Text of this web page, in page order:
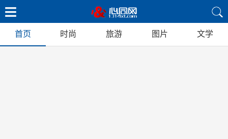
首页 时尚 旅游 图片 文学